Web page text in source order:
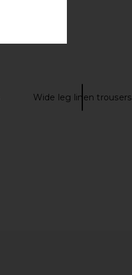
Wide leg linen trousers